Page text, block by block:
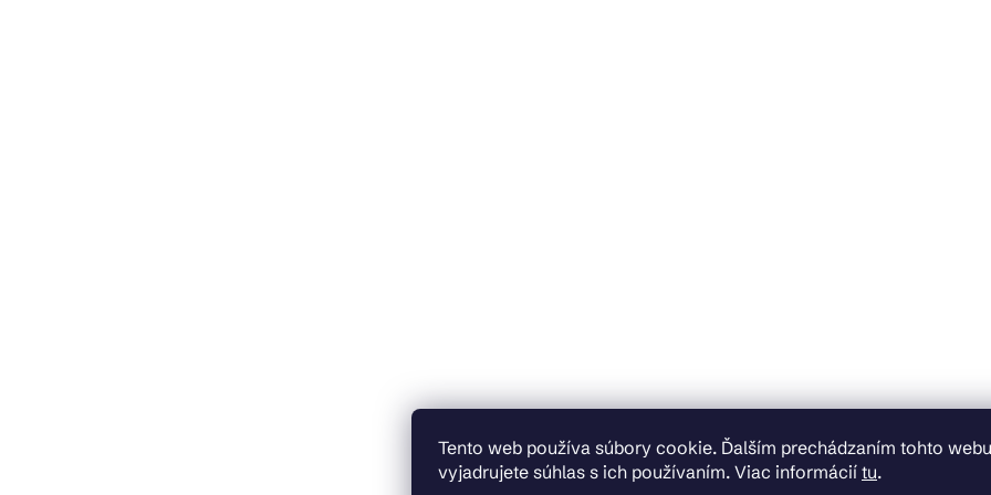
Tento web používa súbory cookie. Ďalším prechádzaním tohto webu
vyjadrujete súhlas s ich používaním. Viac informácií tu.